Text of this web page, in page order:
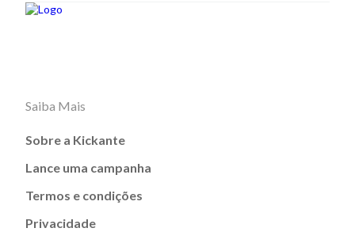
Saiba Mais
Sobre a Kickante
Lance uma campanha
Termos e condições
Privacidade